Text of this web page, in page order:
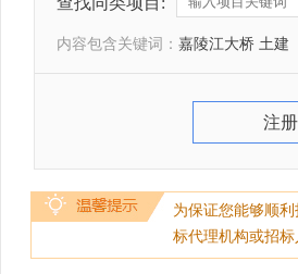
内容包含关键词： 嘉陵江大桥 土建
注
为保证您能够顺
标代理机构或招标